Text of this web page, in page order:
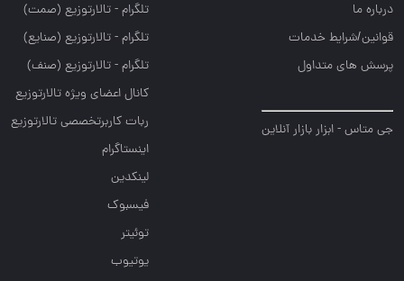
درباره ما
قوانین/شرایط خدمات
پرسش های متداول
جی متاس - ابزار بازار آنلاین
تلگرام - تالارتوزيع (صمت)
تلگرام - تالارتوزيع (صنايع)
تلگرام - تالارتوزیع (صنف)
کانال اعضای ویژه تالارتوزیع
ربات کاربرتخصصی تالارتوزیع
اینستاگرام
لینکدین
فیسبوک
توئیتر
یوتیوب